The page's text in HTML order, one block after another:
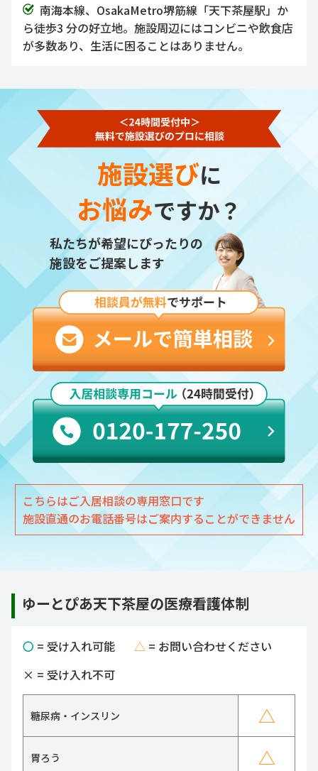
南海本線、OsakaMetro堺筋線「天下茶屋駅」か
ら徒歩3 分の好立地。施設周辺にはコンビニや飲食店
が多数あり、生活に困ることはありません。
施設選びに
お悩みですか？
私たちが希望にぴったりの
施設をご提案します
こちらはご入居相談の専用窓口です
施設直通のお電話番号はご案内することができません
ゆーとぴあ天下茶屋の医療看護体制
〇 = 受け入れ可能 △ = お問い合わせください
× = 受け入れ不可
糖尿病・インスリン △
胃ろう △